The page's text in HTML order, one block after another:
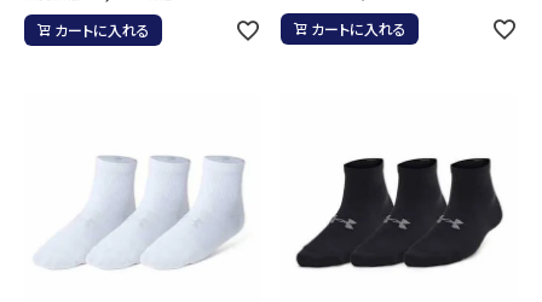
カートに入れる カートに入れる